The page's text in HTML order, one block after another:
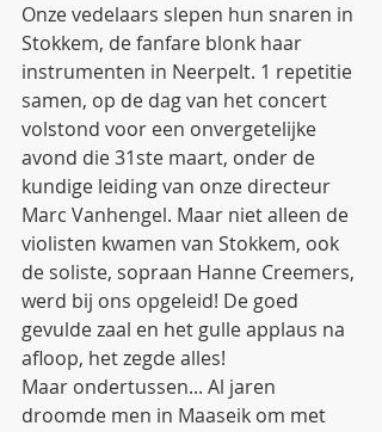
Onze vedelaars slepen hun snaren in
Stokkem, de fanfare blonk haar
instrumenten in Neerpelt. 1 repetitie
samen, op de dag van het concert
volstond voor een onvergetelijke
avond die 31ste maart, onder de
kundige leiding van onze directeur
Marc Vanhengel. Maar niet alleen de
violisten kwamen van Stokkem, ook
de soliste, sopraan Hanne Creemers,
werd bij ons opgeleid! De goed
gevulde zaal en het gulle applaus na
afloop, het zegde alles!
Maar ondertussen... Al jaren
droomde men in Maaseik om met